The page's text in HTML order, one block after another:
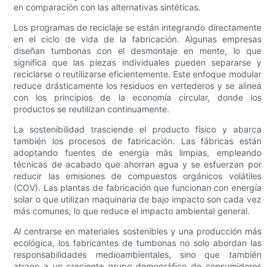
en comparación con las alternativas sintéticas.
Los programas de reciclaje se están integrando directamente
en el ciclo de vida de la fabricación. Algunas empresas
diseñan tumbonas con el desmontaje en mente, lo que
significa que las piezas individuales pueden separarse y
reciclarse o reutilizarse eficientemente. Este enfoque modular
reduce drásticamente los residuos en vertederos y se alinea
con los principios de la economía circular, donde los
productos se reutilizan continuamente.
La sostenibilidad trasciende el producto físico y abarca
también los procesos de fabricación. Las fábricas están
adoptando fuentes de energía más limpias, empleando
técnicas de acabado que ahorran agua y se esfuerzan por
reducir las emisiones de compuestos orgánicos volátiles
(COV). Las plantas de fabricación que funcionan con energía
solar o que utilizan maquinaria de bajo impacto son cada vez
más comunes, lo que reduce el impacto ambiental general.
Al centrarse en materiales sostenibles y una producción más
ecológica, los fabricantes de tumbonas no solo abordan las
responsabilidades medioambientales, sino que también